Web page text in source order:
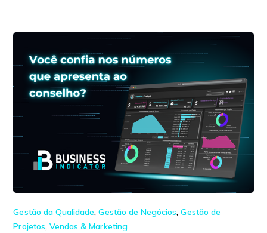
Gestão da Qualidade,Gestão de Negócios,Gestão de
Projetos, Vendas & Marketing